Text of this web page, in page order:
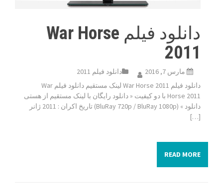
دانلود فیلم War Horse
2011
مارس 7, 2016
دانلود فیلم 2011
دانلود فیلم War Horse 2011 لینک مستقیم دانلود فیلم War
Horse 2011 با دو کیفیت « دانلود رایگان با لینک مستقیم از هستی
دانلود » (BluRay 720p / BluRay 1080p) تاریخ اکران : 2011 ژانر
[…]
READ MORE